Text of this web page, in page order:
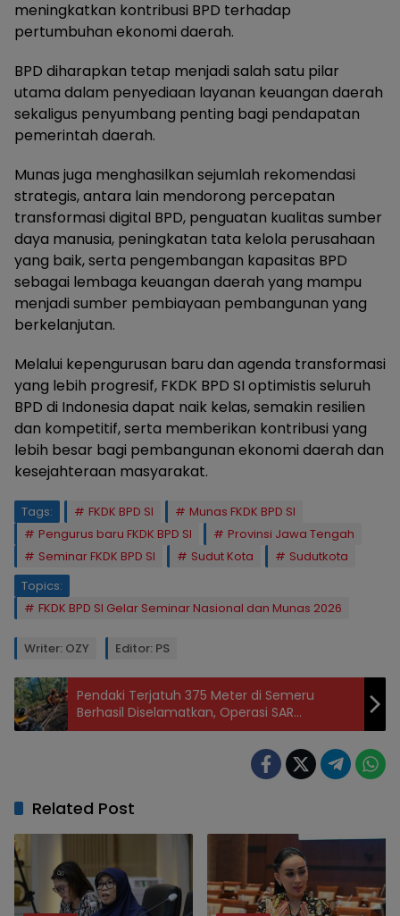
meningkatkan kontribusi BPD terhadap
pertumbuhan ekonomi daerah.
BPD diharapkan tetap menjadi salah satu pilar
utama dalam penyediaan layanan keuangan daerah
sekaligus penyumbang penting bagi pendapatan
pemerintah daerah.
Munas juga menghasilkan sejumlah rekomendasi
strategis, antara lain mendorong percepatan
transformasi digital BPD, penguatan kualitas sumber
daya manusia, peningkatan tata kelola perusahaan
yang baik, serta pengembangan kapasitas BPD
sebagai lembaga keuangan daerah yang mampu
menjadi sumber pembiayaan pembangunan yang
berkelanjutan.
Melalui kepengurusan baru dan agenda transformasi
yang lebih progresif, FKDK BPD SI optimistis seluruh
BPD di Indonesia dapat naik kelas, semakin resilien
dan kompetitif, serta memberikan kontribusi yang
lebih besar bagi pembangunan ekonomi daerah dan
kesejahteraan masyarakat.
Tags: FKDK BPD SI
Munas FKDK BPD SI
Pengurus baru FKDK BPD SI
Provinsi Jawa Tengah
Seminar FKDK BPD SI
Sudut Kota
Sudutkota
Topics:
FKDK BPD SI Gelar Seminar Nasional dan Munas 2026
Writer: OZY Editor: PS
Pendaki Terjatuh 375 Meter di Semeru
Berhasil Diselamatkan, Operasi SAR
Berlangsung Empat Hari
Related Post